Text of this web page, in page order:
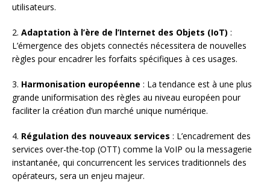
utilisateurs.
2. Adaptation à l’ère de l’Internet des Objets (IoT) :
L’émergence des objets connectés nécessitera de nouvelles
règles pour encadrer les forfaits spécifiques à ces usages.
3. Harmonisation européenne : La tendance est à une plus
grande uniformisation des règles au niveau européen pour
faciliter la création d’un marché unique numérique.
4. Régulation des nouveaux services : L’encadrement des
services over-the-top (OTT) comme la VoIP ou la messagerie
instantanée, qui concurrencent les services traditionnels des
opérateurs, sera un enjeu majeur.